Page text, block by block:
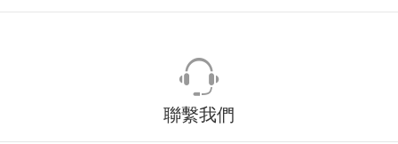
聯繫我們